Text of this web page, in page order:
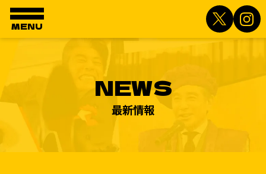
MENU
NEWS
最新情報